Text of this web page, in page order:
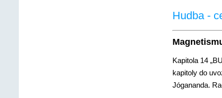
Hudba -
Kapitola 14
kapitoly do
Jógananda.